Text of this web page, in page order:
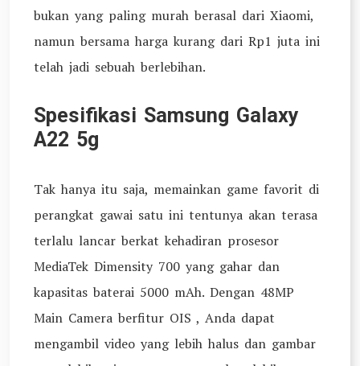
bukan yang paling murah berasal dari Xiaomi,
namun bersama harga kurang dari Rp1 juta ini
telah jadi sebuah berlebihan.
Spesifikasi Samsung Galaxy
A22 5g
Tak hanya itu saja, memainkan game favorit di
perangkat gawai satu ini tentunya akan terasa
terlalu lancar berkat kehadiran prosesor
MediaTek Dimensity 700 yang gahar dan
kapasitas baterai 5000 mAh. Dengan 48MP
Main Camera berfitur OIS , Anda dapat
mengambil video yang lebih halus dan gambar